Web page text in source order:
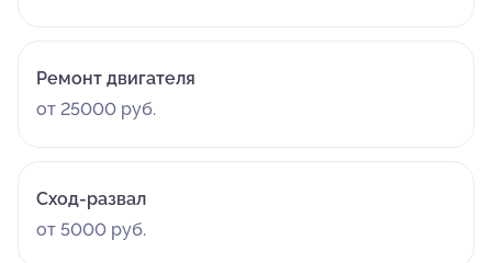
Ремонт двигателя
от 25000 руб.
Сход-развал
от 5000 руб.